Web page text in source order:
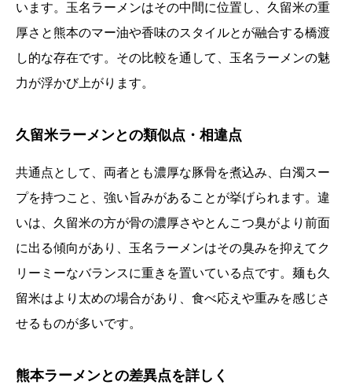
います。玉名ラーメンはその中間に位置し、久留米の重
厚さと熊本のマー油や香味のスタイルとが融合する橋渡
し的な存在です。その比較を通して、玉名ラーメンの魅
力が浮かび上がります。
久留米ラーメンとの類似点・相違点
共通点として、両者とも濃厚な豚骨を煮込み、白濁スー
プを持つこと、強い旨みがあることが挙げられます。違
いは、久留米の方が骨の濃厚さやとんこつ臭がより前面
に出る傾向があり、玉名ラーメンはその臭みを抑えてク
リーミーなバランスに重きを置いている点です。麺も久
留米はより太めの場合があり、食べ応えや重みを感じさ
せるものが多いです。
熊本ラーメンとの差異点を詳しく